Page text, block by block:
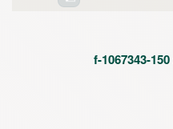
f-1067343-150